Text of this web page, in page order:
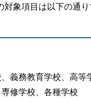
対象項目は以下の通
義務教育学校、高等
修学校、各種学校